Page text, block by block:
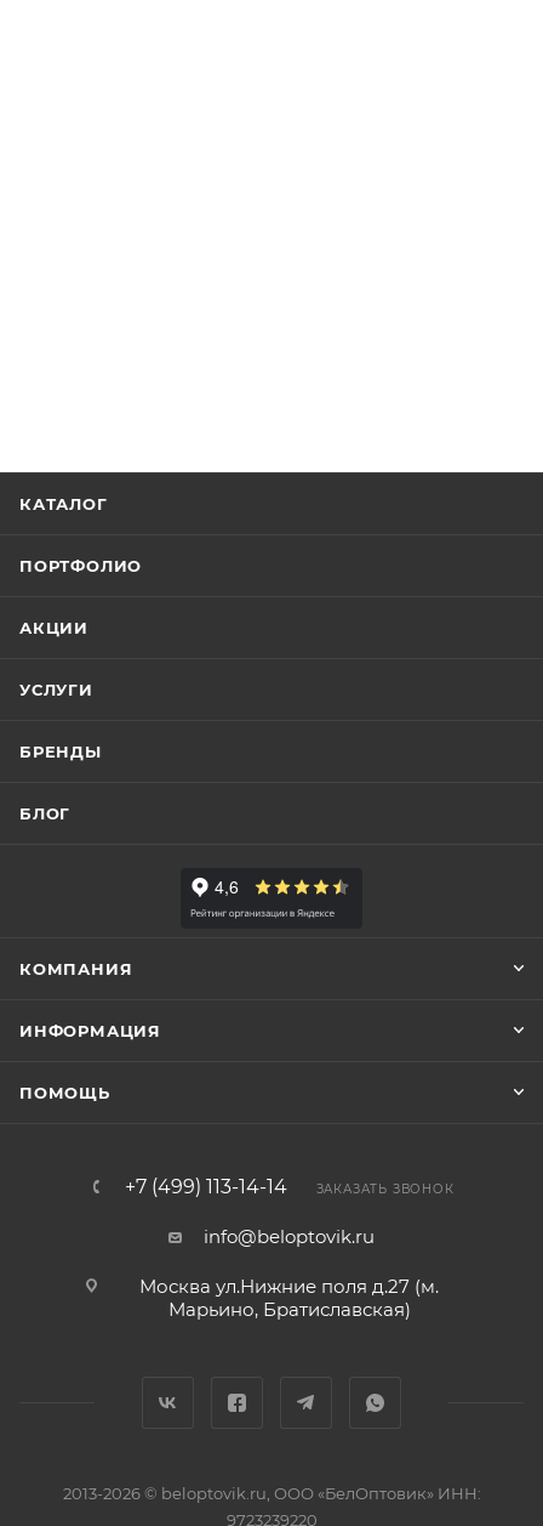
КАТАЛОГ
ПОРТФОЛИО
АКЦИИ
УСЛУГИ
БРЕНДЫ
БЛОГ
КОМПАНИЯ
ИНФОРМАЦИЯ
ПОМОЩЬ
+7 (499) 113-14-14 ЗАКАЗАТЬ ЗВОНОК
info@beloptovik.ru
Москва ул.Нижние поля д.27 (м.
Марьино, Братиславская)
2013-2026 © beloptovik.ru, ООО «БелОптовик» ИНН:
9723239220